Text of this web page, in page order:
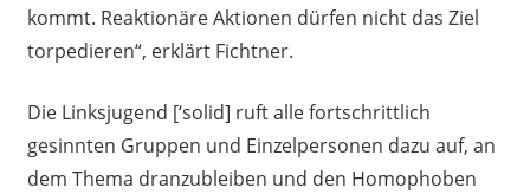
kommt. Reaktionäre Aktionen dürfen nicht das Ziel
torpedieren“, erklärt Fichtner.
Die Linksjugend [‘solid] ruft alle fortschrittlich
gesinnten Gruppen und Einzelpersonen dazu auf, an
dem Thema dranzubleiben und den Homophoben